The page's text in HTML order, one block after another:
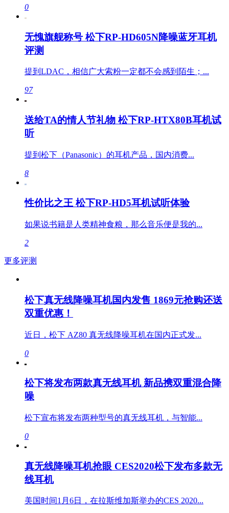
0
无愧旗舰称号 松下RP-HD605N降噪蓝牙耳机
评测
提到LDAC，相信广大索粉一定都不会感到陌生；...
97
送给TA的情人节礼物 松下RP-HTX80B耳机试
听
提到松下（Panasonic）的耳机产品，国内消费...
8
性价比之王 松下RP-HD5耳机试听体验
如果说书籍是人类精神食粮，那么音乐便是我的...
2
更多评测
松下真无线降噪耳机国内发售 1869元抢购还送
双重优惠！
近日，松下 AZ80 真无线降噪耳机在国内正式发...
0
松下将发布两款真无线耳机 新品携双重混合降
噪
松下宣布将发布两种型号的真无线耳机，与智能...
0
真无线降噪耳机抢眼 CES2020松下发布多款无
线耳机
美国时间1月6日，在拉斯维加斯举办的CES 2020...